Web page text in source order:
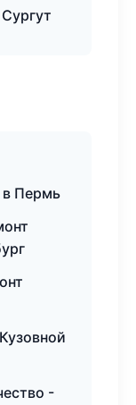
в Пермь
-